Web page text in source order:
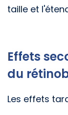
taille et
Effets
du
Les effets